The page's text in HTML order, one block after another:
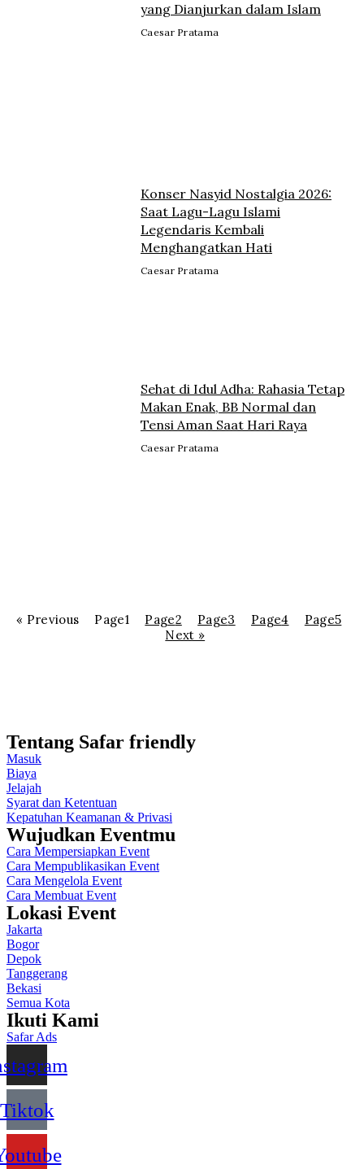
yang Dianjurkan dalam Islam
Caesar Pratama
Konser Nasyid Nostalgia 2026:
Saat Lagu-Lagu Islami
Legendaris Kembali
Menghangatkan Hati
Caesar Pratama
Sehat di Idul Adha: Rahasia Tetap
Makan Enak, BB Normal dan
Tensi Aman Saat Hari Raya
Caesar Pratama
« Previous Page1 Page2 Page3 Page4 Page5
Next »
Tentang Safar friendly
Masuk
Biaya
Jelajah
Syarat dan Ketentuan
Kepatuhan Keamanan & Privasi
Wujudkan Eventmu
Cara Mempersiapkan Event
Cara Mempublikasikan Event
Cara Mengelola Event
Cara Membuat Event
Lokasi Event
Jakarta
Bogor
Depok
Tanggerang
Bekasi
Semua Kota
Ikuti Kami
Safar Ads
Tiktok